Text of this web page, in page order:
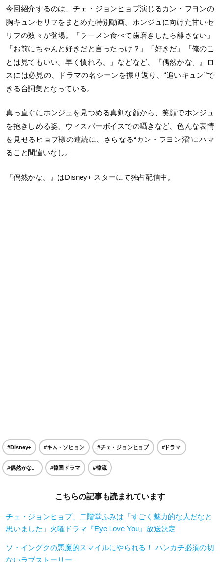
今回紹介するのは、チェ・ジョンヒョプ演じるカン・フヨンの
胸キュンセリフをまとめた特別動画。ホンジュに向けた甘いセ
リフの数々が登場。「ラーメン食べて歯磨きしたら離さない」
「お前にちゃんと好きだと言ったっけ？」「好きだ」「俺のこ
とは見てもいい。早く慣れろ。」などなど、『偶然かな。』ロ
スには必見の、ドラマの名シーンを振り返り、“追いキュン”で
きる台詞集となっている。
真っ直ぐにホンジュを見つめる真剣な顔から、笑顔でホンジュ
を抱きしめる姿、ウィスパーボイスでの囁きなど、色んな表情
を見せるヒョプ様の連続に、さらなる“カン・フヨン沼”にハマ
ること間違いなし。
『偶然かな。』はDisney+ スターにて独占配信中。
#Disney+ #キム・ソヒョン #チェ・ジョンヒョプ #ドラマ
#偶然かな。 #韓国ドラマ #韓流
こちらの記事も読まれています
チェ・ジョンヒョプ、二階堂ふみは「すごく魅力的な人だなと
思いました」火曜ドラマ『Eye Love You』放送決定
ソ・イングクの悪魔的スマイルにやられる！ ハンカチ必須の切
ないラブストーリー